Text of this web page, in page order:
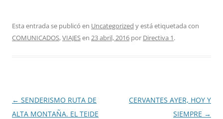
Esta entrada se publicó en Uncategorized y está etiquetada con
COMUNICADOS,VIAJESen 23 abril, 2016 por Directiva 1.
Navegación
de
← SENDERISMO RUTA DE
ALTA MONTAÑA. EL TEIDE
CERVANTES AYER, HOY Y
SIEMPRE →